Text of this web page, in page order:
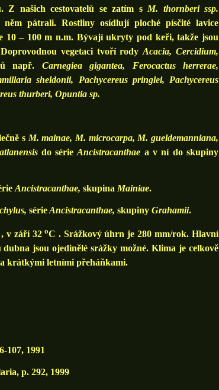
našich cestovatelů se zatím s M. thornberi ssp.
pátrali. Rostliny osídlují ploché písčité lavice
10 – 100 m n.m. Bývají ukryty pod keři, takže jsou
vegetaci tvoří rodyAcacia, Cercidium,
např. Carnegiea gigantea, Ferocactus herrerae,
sheldonii, Pachycereus pringlei, Pachycereus
thurberi, Opuntia sp.
s M. mainae, M. microcarpa, M. gueldemanniana,
do sérieAncistracanthae a v ní do skupiny
Ancistracanthae, skupina Mainiae.
sérieAncistracanthae, skupiny Grahamii.
v září 32 oC . Srážkový úhrn je 280 mm/rok. Hlavní
jsou ojedinělé srážky možné. Klima je celkově
krátkými letními přeháňkami.
107, 1991
p. 292, 1999